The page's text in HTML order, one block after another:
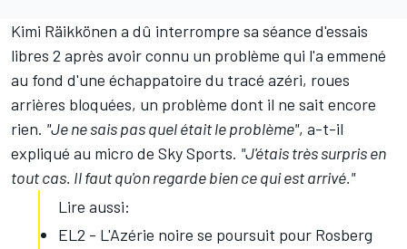
Kimi Räikkönen a dû interrompre sa séance d'essais
libres 2 après avoir connu un problème qui l'a emmené
au fond d'une échappatoire du tracé azéri, roues
arrières bloquées, un problème dont il ne sait encore
rien. "Je ne sais pas quel était le problème", a-t-il
expliqué au micro de Sky Sports. "J'étais très surpris en
tout cas. Il faut qu'on regarde bien ce qui est arrivé."
Lire aussi:
EL2 - L'Azérie noire se poursuit pour Rosberg